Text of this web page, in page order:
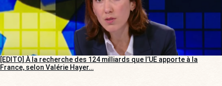
[EDITO] À la recherche des 124 milliards que l’UE apporte à la
France, selon Valérie Hayer…